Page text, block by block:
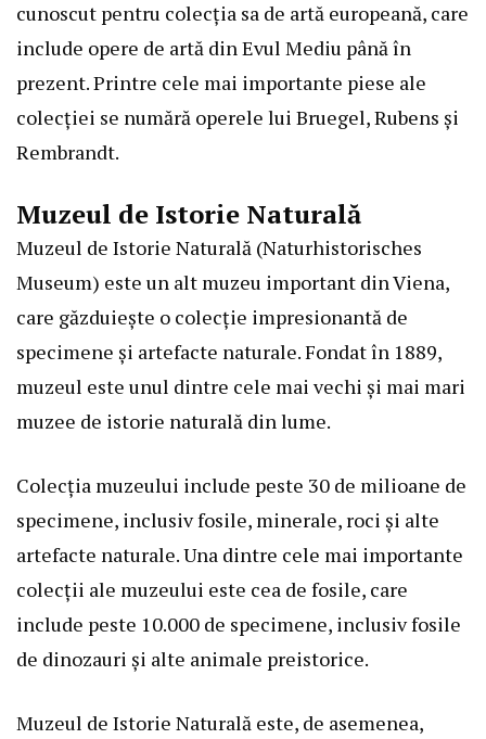
cunoscut pentru colecția sa de artă europeană, care
include opere de artă din Evul Mediu până în
prezent. Printre cele mai importante piese ale
colecției se numără operele lui Bruegel, Rubens și
Rembrandt.
Muzeul de Istorie Naturală
Muzeul de Istorie Naturală (Naturhistorisches
Museum) este un alt muzeu important din Viena,
care găzduiește o colecție impresionantă de
specimene și artefacte naturale. Fondat în 1889,
muzeul este unul dintre cele mai vechi și mai mari
muzee de istorie naturală din lume.
Colecția muzeului include peste 30 de milioane de
specimene, inclusiv fosile, minerale, roci și alte
artefacte naturale. Una dintre cele mai importante
colecții ale muzeului este cea de fosile, care
include peste 10.000 de specimene, inclusiv fosile
de dinozauri și alte animale preistorice.
Muzeul de Istorie Naturală este, de asemenea,